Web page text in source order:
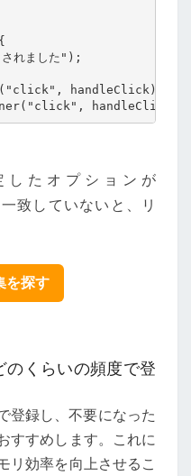
れました");
handleClick);
したオプションが
致していないと、リ
を探す
のくらいの頻度で登
登録し、不要になった
すすめします。これに
リ効率を向上させるこ